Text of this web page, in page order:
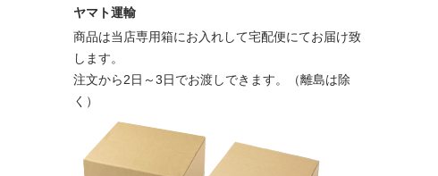
ヤマト運輸
商品は当店専用箱にお入れして宅配便にてお届け致
します。
注文から2日～3日でお渡しできます。（離島は除
く）